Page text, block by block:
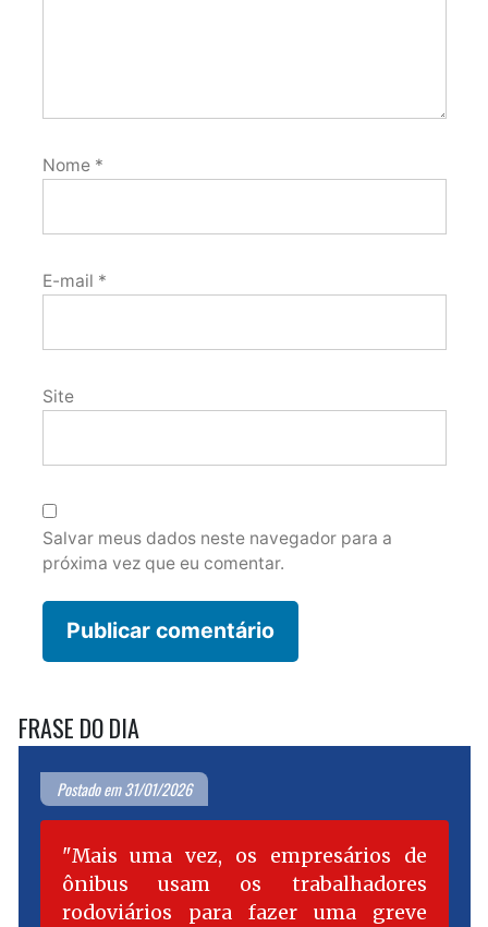
Nome *
E-mail *
Site
Salvar meus dados neste navegador para a
próxima vez que eu comentar.
FRASE DO DIA
Postado em 31/01/2026
Mais uma vez, os empresários de
ônibus usam os trabalhadores
rodoviários para fazer uma greve